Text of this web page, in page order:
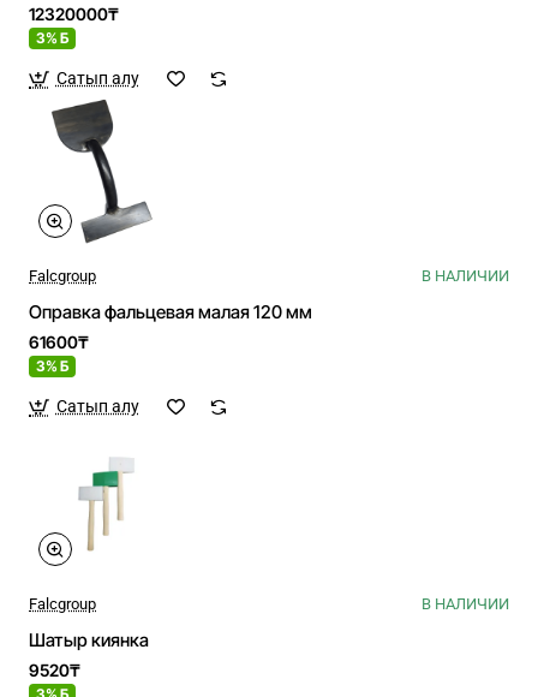
12320000₸
3% Б
Сатып алу
Falcgroup В НАЛИЧИИ
Оправка фальцевая малая 120 мм
61600₸
3% Б
Сатып алу
Falcgroup В НАЛИЧИИ
Шатыр киянка
9520₸